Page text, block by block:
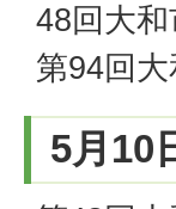
48回大
第94回
5月10